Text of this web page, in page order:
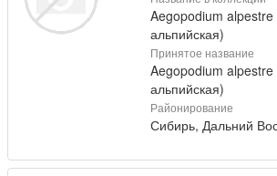
Aegopodium
альпийская)
Принятое название
Aegopodium
альпийская)
Районирование
Сибирь, Дальний